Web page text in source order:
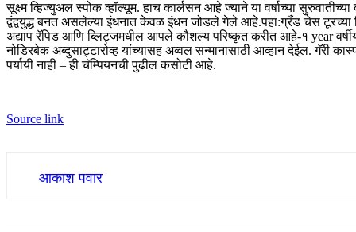
सूक्ष्म व्हिज्युअल स्पोक व्हॉल्यूम. हाच कार्लसन आहे ज्याने या वर्षाच्या
द्वंद्वयुद्ध बनत असलेल्या इंधनात केवळ इंधन जोडले गेले आहे.पहा:ग्रँड चेस टूरच्या
अद्याप रॅपिड आणि ब्लिट्जमधील आपले कौशल्य परिष्कृत करीत आहे-१ year
नोडिरबेक अब्दुसाट्टारोव्ह यांच्यासह अव्वल सन्मानासाठी आव्हान देईल. गॅरी
पर्यायी नाही – ही चॅम्पियनची पुढील कसोटी आहे.
Source link
आकाश पवार